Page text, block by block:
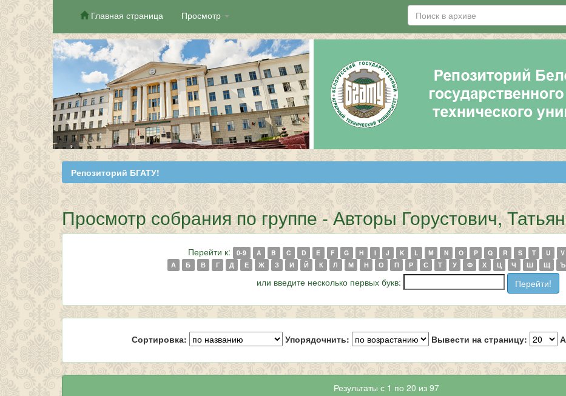
Skip
navigation
Главная страница Просмотр
Репозиторий БГАТУ!
Просмотр собрания по группе - Авторы Горустович,
Перейти к: 0-9 A B C D E F G H I J K L M N O P Q R S T U V
А
Б В Г Д Е Ж З И Й К Л М Н О П Р С Т У Ф Х Ц Ч Ш Щ Ъ
или введите несколько первых букв:
Сортировка: Упорядочнить: Вывести на страницу:
Результаты с 1 по 20 из 97